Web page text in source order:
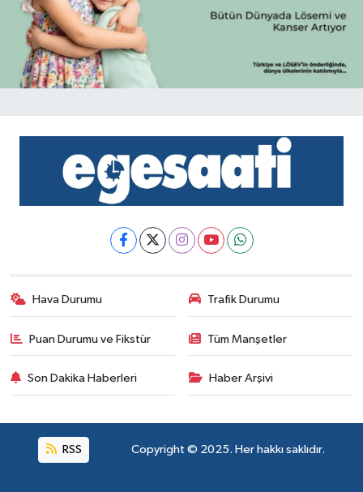
Hava Durumu Trafik Durumu
Puan Durumu ve Fikstür Tüm Manşetler
Son Dakika Haberleri Haber Arşivi
RSS Copyright © 2025. Her hakkı saklıdır.